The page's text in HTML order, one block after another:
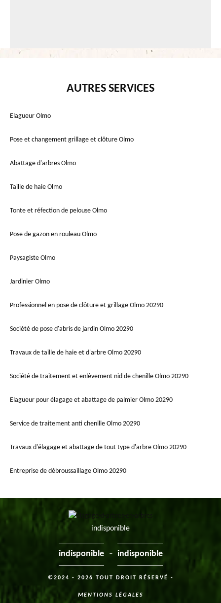
AUTRES SERVICES
Elagueur Olmo
Pose et changement grillage et clôture Olmo
Abattage d'arbres Olmo
Taille de haie Olmo
Tonte et réfection de pelouse Olmo
Pose de gazon en rouleau Olmo
Paysagiste Olmo
Jardinier Olmo
Professionnel en pose de clôture et grillage Olmo 20290
Société de pose d'abris de jardin Olmo 20290
Travaux de taille de haie et d'arbre Olmo 20290
Société de traitement et enlèvement nid de chenille Olmo 20290
Elagueur pour élagage et abattage de palmier Olmo 20290
Service de traitement anti chenille Olmo 20290
Travaux d'élagage et abattage de tout type d'arbre Olmo 20290
Entreprise de débroussaillage Olmo 20290
indisponible
indisponible - indisponible
©2024 - 2026 TOUT DROIT RÉSERVÉ -
MENTIONS LÉGALES